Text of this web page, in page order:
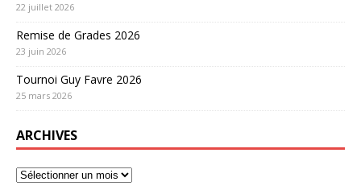
22 juillet 2026
Remise de Grades 2026
23 juin 2026
Tournoi Guy Favre 2026
25 mars 2026
ARCHIVES